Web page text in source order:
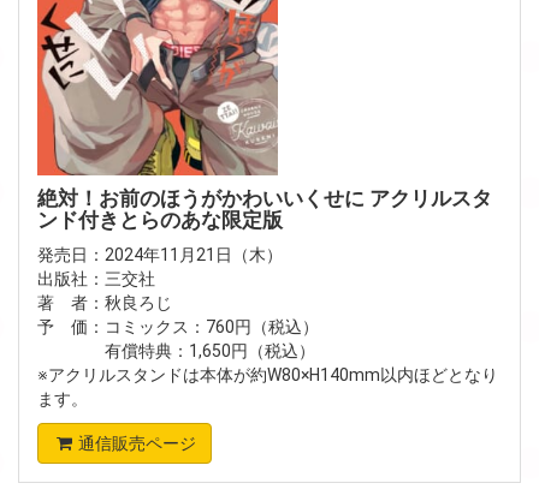
絶対！お前のほうがかわいいくせに アクリルスタ
ンド付きとらのあな限定版
発売日：2024年11月21日（木）
出版社：三交社
著 者：秋良ろじ
予 価：コミックス：760円（税込）
有償特典：1,650円（税込）
※アクリルスタンドは本体が約W80×H140mm以内ほどとなり
ます。
通信販売ページ